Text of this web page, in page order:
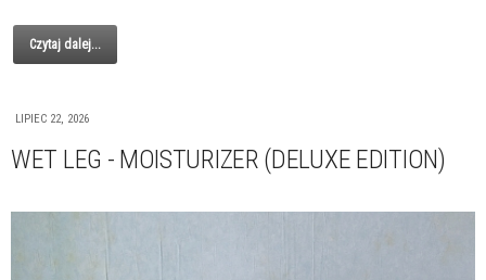
Czytaj dalej...
LIPIEC 22, 2026
WET LEG - MOISTURIZER (DELUXE EDITION)